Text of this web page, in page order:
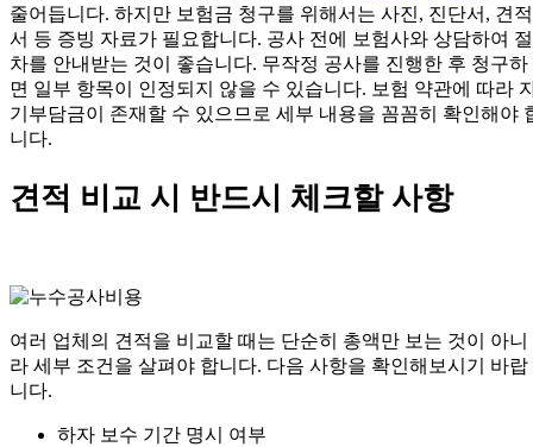
줄어듭니다. 하지만 보험금 청구를 위해서는 사진, 진단서, 견적
서 등 증빙 자료가 필요합니다. 공사 전에 보험사와 상담하여 절
차를 안내받는 것이 좋습니다. 무작정 공사를 진행한 후 청구하
면 일부 항목이 인정되지 않을 수 있습니다. 보험 약관에 따라
기부담금이 존재할 수 있으므로 세부 내용을 꼼꼼히 확인해야
니다.
견적 비교 시 반드시 체크할 사항
여러 업체의 견적을 비교할 때는 단순히 총액만 보는 것이 아니
라 세부 조건을 살펴야 합니다. 다음 사항을 확인해보시기 바랍
니다.
하자 보수 기간 명시 여부